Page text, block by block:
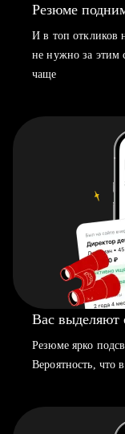
Резюме
И в топ откликов
не нужно за этим
чаще
Вас выделяют
Резюме ярко
Вероятность, что